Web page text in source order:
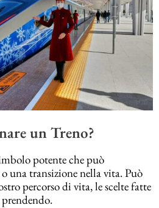
un Treno?
potente che può
una transizione nella vita. Può
percorso di vita, le scelte fatte